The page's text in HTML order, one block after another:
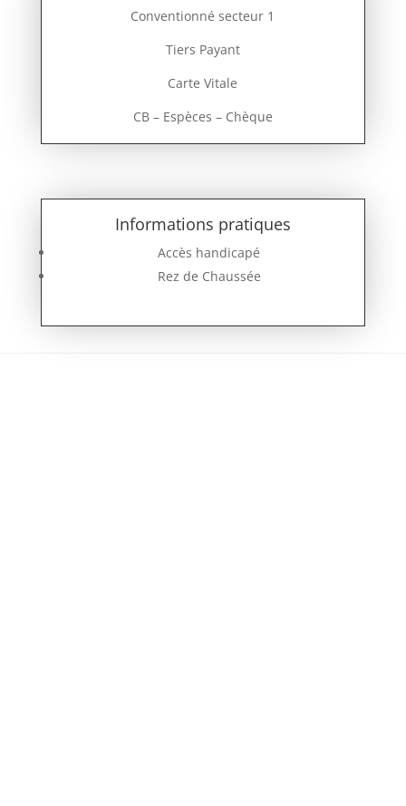
Conventionné secteur 1
Tiers Payant
Carte Vitale
CB – Espèces – Chèque
Informations pratiques
Accès handicapé
Rez de Chaussée